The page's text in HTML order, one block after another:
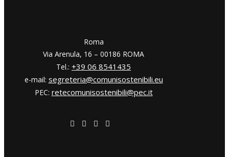
​​Roma
Via Arenula, 16 – 00186 ROMA
Tel.: +39 06 8541435
e-mail: segreteria@comunisostenibili.eu
PEC: retecomunisostenibili@pec.it